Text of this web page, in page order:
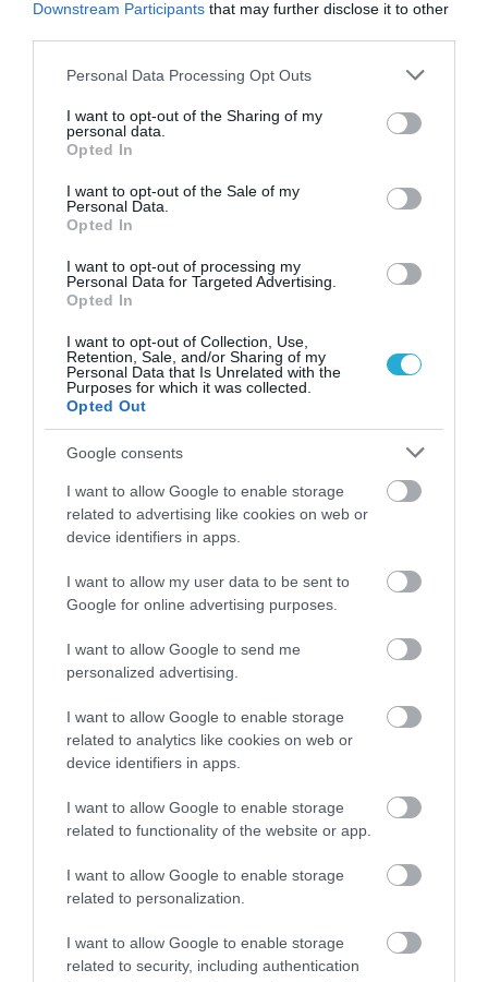
Downstream Participants that may further disclose it to other
Please note that this website/app uses one or more Google
not limited to your visit or usage behaviour. You may click to
grant or deny consent to Google and its third-party tags to
use your data for below specified purposes in below Google
consent section.
Personal Data Processing Opt Outs
I want to opt-out of the Sharing of my
personal data.
Opted In
I want to opt-out of the Sale of my
Personal Data.
Opted In
I want to opt-out of processing my
Personal Data for Targeted Advertising.
Opted In
I want to opt-out of Collection, Use,
Retention, Sale, and/or Sharing of my
Personal Data that Is Unrelated with the
Purposes for which it was collected.
Opted Out
Google consents
I want to allow Google to enable storage
related to advertising like cookies on web or
device identifiers in apps.
I want to allow my user data to be sent to
Google for online advertising purposes.
I want to allow Google to send me
personalized advertising.
I want to allow Google to enable storage
related to analytics like cookies on web or
device identifiers in apps.
I want to allow Google to enable storage
related to functionality of the website or app.
I want to allow Google to enable storage
related to personalization.
I want to allow Google to enable storage
related to security, including authentication
Θάλασσα
ΡΟΗ ΕΙΔΗΣΕΩΝ
ΗΠΑ: Η Γερουσία ενέκρινε νέες κυρώσεις
κατά της Ρωσίας – Δασμοί έως 500%, στο
στόχαστρο Κίνα και Ινδία
ΒΑΣΙΛΗΣ ΔΙΑΜΑΝΤΑΚΟΣ
07.08.2026 | 22:28
Νέα ένταση ανάμεσα σε Ιταλία και
Ισπανία- “Δεν δεχόμαστε τελεσίγραφα”,
απαντά η Μελόνι
ΒΑΣΙΛΗΣ ΔΙΑΜΑΝΤΑΚΟΣ
Στον Γενικό Εισαγγελέα ο φάκελος
διαφθορά και κατάχρηση εξουσίας
ΒΑΣΙΛΗΣ ΔΙΑΜΑΝΤΑΚΟΣ
07.08.2026 | 15:20
Τραμπ κατά του «τουρισμού γεννήσεων»:
Ποιος δικαιούται τελικά να γεννιέται
Αμερικανός;Μάχη για 14η Τροπολογία
ΒΑΣΙΛΗΣ ΔΙΑΜΑΝΤΑΚΟΣ
07.08.2026 | 12:00